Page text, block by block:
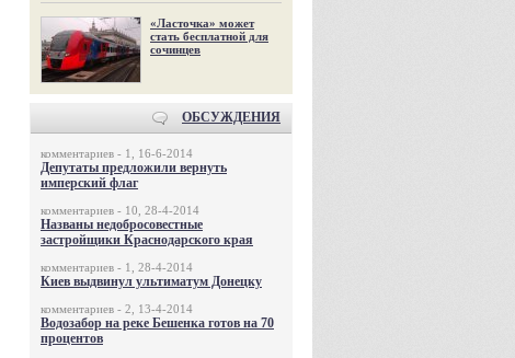
«Ласточка» может
стать бесплатной для
сочинцев
ОБСУЖДЕНИЯ
комментариев - 1, 16-6-2014
Депутаты предложили вернуть
имперский флаг
комментариев - 10, 28-4-2014
Названы недобросовестные
застройщики Краснодарского края
комментариев - 1, 28-4-2014
Киев выдвинул ультиматум Донецку
комментариев - 2, 13-4-2014
Водозабор на реке Бешенка готов на 70
процентов